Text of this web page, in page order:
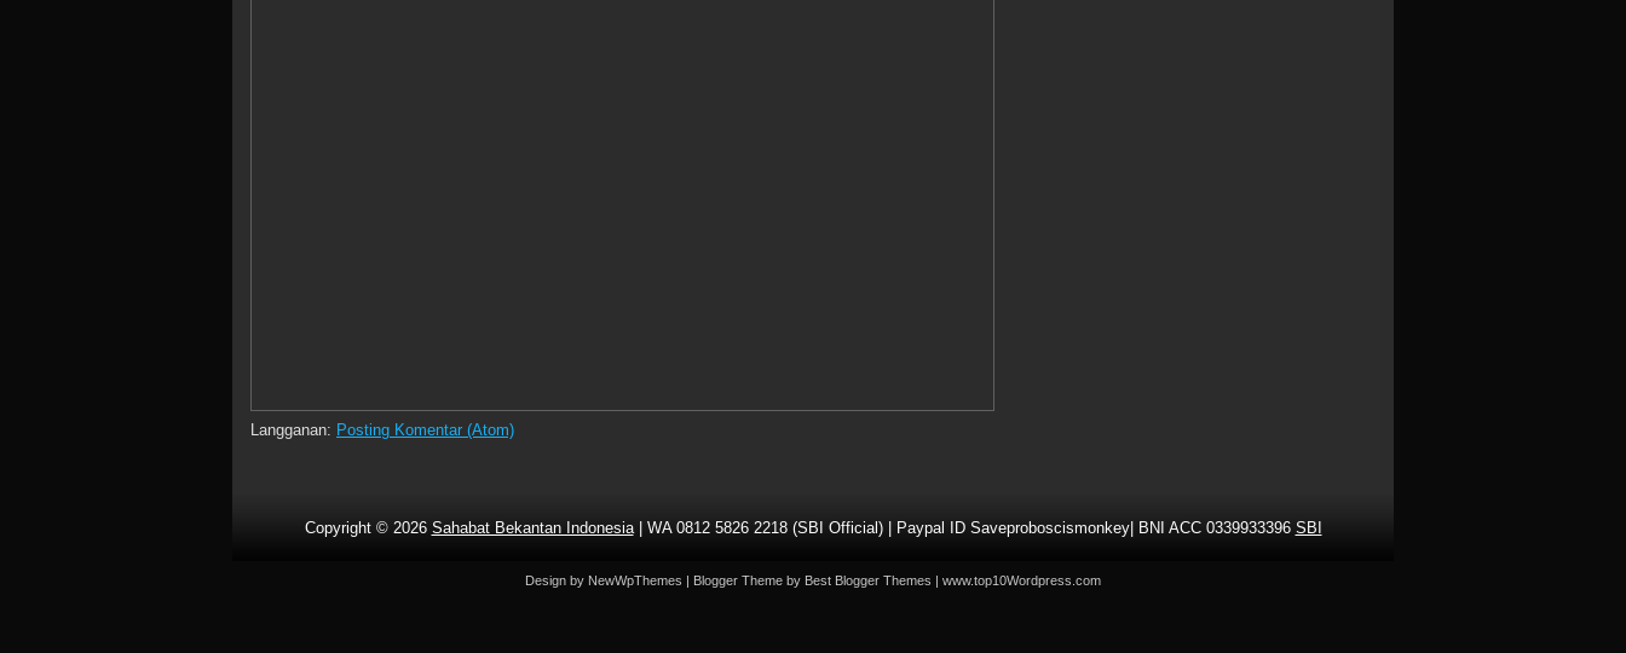
Langganan: Posting Komentar (Atom)
Copyright © 2026 Sahabat Bekantan Indonesia| WA 0812 5826 2218 (SBI Official) | Paypal ID Saveproboscismonkey| BNI ACC 0339933396 SBI
Design by NewWpThemes | Blogger Theme by Best Blogger Themes | www.top10Wordpress.com